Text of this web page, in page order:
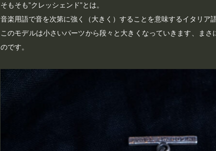
そもそも”クレッシェンド”とは。
音楽用語で音を次第に強く（大きく）することを意味するイタリア
このモデルは小さいパーツから段々と大きくなっていきます、ま
のです。